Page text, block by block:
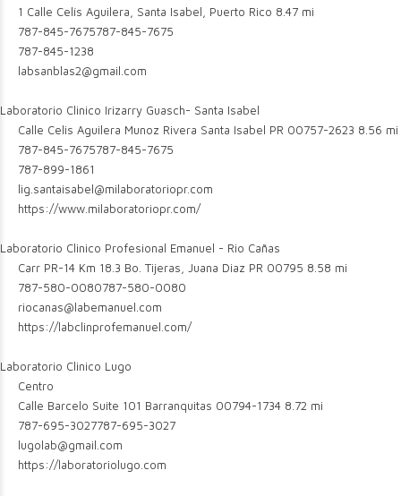
1 Calle Celís Aguilera, Santa Isabel, Puerto Rico 8.47 mi
787-845-7675787-845-7675
787-845-1238
labsanblas2@gmail.com
Laboratorio Clinico Irizarry Guasch- Santa Isabel
Calle Celis Aguilera Munoz Rivera Santa Isabel PR 00757-2623 8.56 mi
787-845-7675787-845-7675
787-899-1861
lig.santaisabel@milaboratoriopr.com
https://www.milaboratoriopr.com/
Laboratorio Clinico Profesional Emanuel - Rio Cañas
Carr PR-14 Km 18.3 Bo. Tijeras, Juana Diaz PR 00795 8.58 mi
787-580-0080787-580-0080
riocanas@labemanuel.com
https://labclinprofemanuel.com/
Laboratorio Clinico Lugo
Centro
Calle Barcelo Suite 101 Barranquitas 00794-1734 8.72 mi
787-695-3027787-695-3027
lugolab@gmail.com
https://laboratoriolugo.com